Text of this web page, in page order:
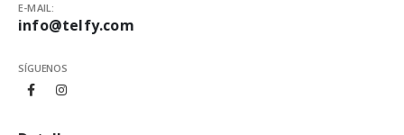
E-MAIL:
info@telfy.com
SÍGUENOS